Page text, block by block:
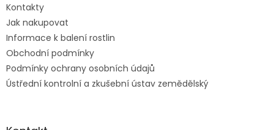
Kontakty
Jak nakupovat
Informace k balení rostlin
Obchodní podmínky
Podmínky ochrany osobních údajů
Ústřední kontrolní a zkušební ústav zemědělský